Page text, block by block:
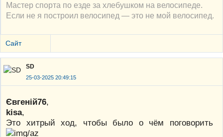
Мастер спорта по езде за хлебушком на велосипеде.
Если не я построил велосипед — это не мой велосипед.
Сайт
SD
25-03-2025 20:49:15
Євгеній76,
kisa,
Это хитрый ход, чтобы было о чём поговорить